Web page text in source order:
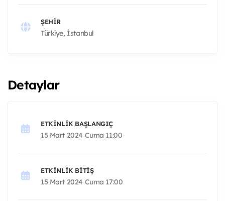
ŞEHIR
Türkiye, İstanbul
Detaylar
ETKINLIK BAŞLANGIÇ
15 Mart 2024 Cuma 11:00
ETKINLIK BITIŞ
15 Mart 2024 Cuma 17:00